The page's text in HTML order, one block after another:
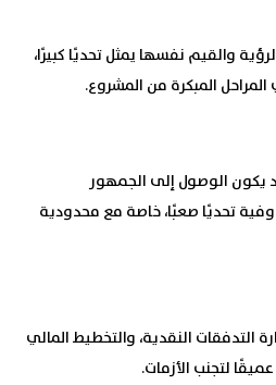
والقيم نفسها يمثل تحديًا كبيرًا،
المبكرة من المشروع.
يكون الوصول إلى الجمهور
تحديًا صعبًا، خاصة مع محدودية
التدفقات النقدية، والتخطيط المالي
لتجنب الأزمات.